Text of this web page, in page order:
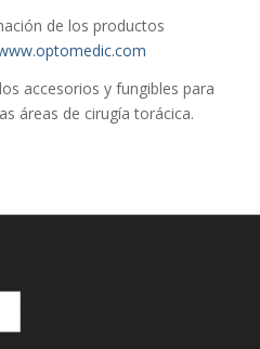
de los productos
accesorios y fungibles para
áreas de cirugía torácica.